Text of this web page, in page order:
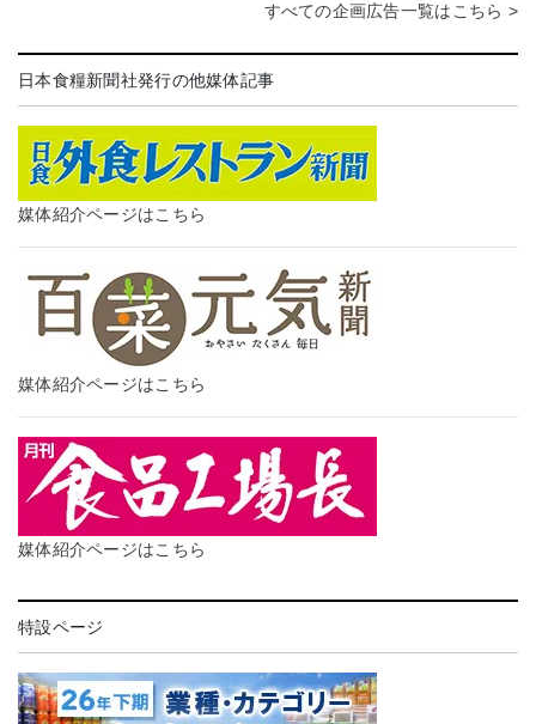
すべての企画広告一覧はこちら >
日本食糧新聞社発行の他媒体記事
媒体紹介ページはこちら
媒体紹介ページはこちら
媒体紹介ページはこちら
特設ページ